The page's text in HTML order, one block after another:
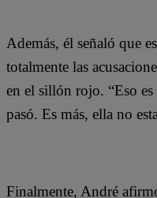
Además, él señaló que
totalmente las
en el sillón rojo. “Eso
pasó. Es más, ella no
Finalmente, André